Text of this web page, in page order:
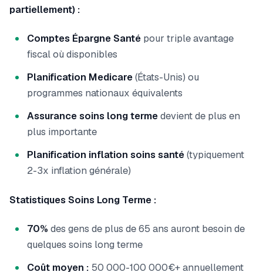
partiellement) :
Comptes Épargne Santé pour triple avantage
fiscal où disponibles
Planification Medicare(États-Unis) ou
programmes nationaux équivalents
Assurance soins long termedevient de plus en
plus importante
Planification inflation soins santé(typiquement
2-3x inflation générale)
Statistiques Soins Long Terme :
70% des gens de plus de 65 ans auront besoin de
quelques soins long terme
Coût moyen : 50 000-100 000€+ annuellement